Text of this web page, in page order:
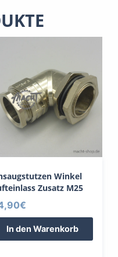
Winkel
Zusatz M25
€
In den Warenkorb